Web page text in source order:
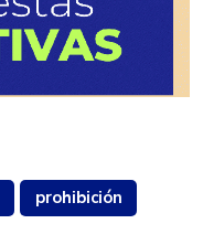
prohibición